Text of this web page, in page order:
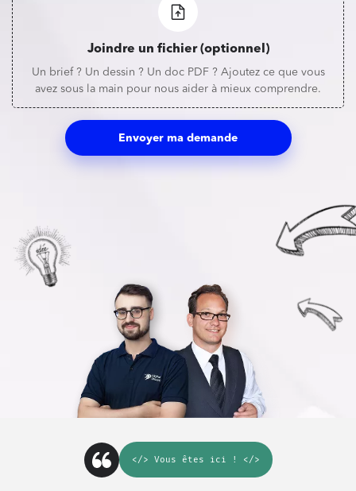
Joindre un fichier (optionnel)
Un brief ? Un dessin ? Un doc PDF ? Ajoutez ce que vous
avez sous la main pour nous aider à mieux comprendre.
Envoyer ma demande
</> Vous êtes ici ! </>